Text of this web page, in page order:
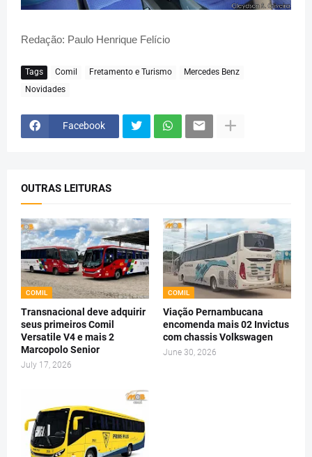
Redação: Paulo Henrique Felício
Tags Comil Fretamento e Turismo
Mercedes Benz
Novidades
Facebook
OUTRAS LEITURAS
COMIL
Transnacional deve adquirir
seus primeiros Comil
Versatile V4 e mais 2
Marcopolo Senior
July 17, 2026
COMIL
Viação Pernambucana
encomenda mais 02 Invictus
com chassis Volkswagen
June 30, 2026